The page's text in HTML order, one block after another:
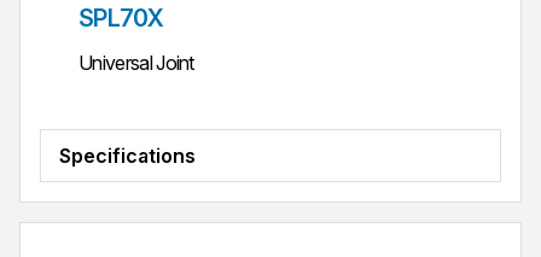
Réf. pièce
SPL70X
Universal Joint
Specifications